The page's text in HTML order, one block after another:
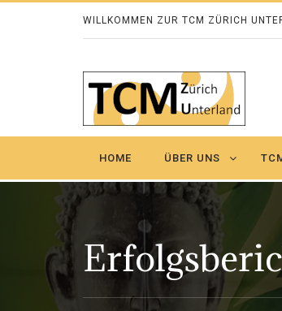
WILLKOMMEN ZUR TCM ZÜRICH
HOME ÜBER UNS